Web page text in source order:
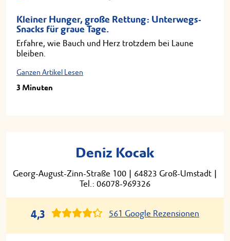
Kleiner Hunger, große Rettung: Unterwegs-
Snacks für graue Tage.
Erfahre, wie Bauch und Herz trotzdem bei Laune
bleiben.
Ganzen Artikel Lesen
3 Minuten
Deniz Kocak
Georg-August-Zinn-Straße 100 | 64823 Groß-Umstadt |
Tel.: 06078-969326
4,3 561 Google Rezensionen